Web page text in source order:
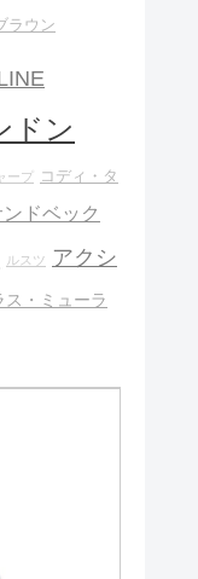
ラウン
ドン
ープ コディ・タ
ドベック
ルスツ アクシ
ス・ミューラ